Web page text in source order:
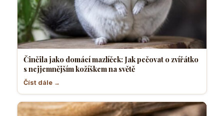
Činčila jako domácí mazlíček: Jak pečovat o zvířátko
s nejjemnějším kožíškem na světě
Číst dále →